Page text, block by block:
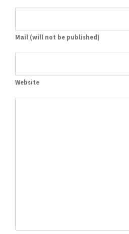
Mail (will not be published)
Website